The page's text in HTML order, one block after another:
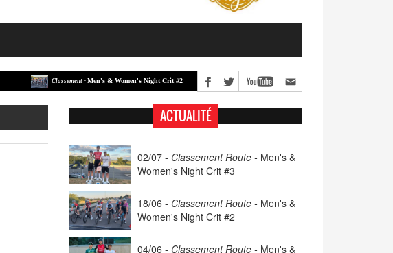
Classement -Men's & Women's Night Crit #2 Classement - Men's & Women's Night Crit #1
ACTUALITÉ
02/07 - Classement Route - Men's &
Women's Night Crit #3
18/06 - Classement Route - Men's &
Women's Night Crit #2
04/06 - Classement Route - Men's &